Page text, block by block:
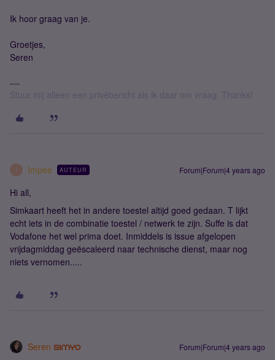
Ik hoor graag van je.
Groetjes,
Seren
Stuur mij alleen een privébericht als ik daar om vraag. Thanks!
Impee AUTEUR Forum|Forum|4 years ago
Hi all,
Simkaart heeft het in andere toestel altijd goed gedaan. T lijkt
echt iets in de combinatie toestel / netwerk te zijn. Suffe is dat
Vodafone het wel prima doet. Inmiddels is issue afgelopen
vrijdagmiddag geëscaleerd naar technische dienst, maar nog
niets vernomen.....
Seren Forum|Forum|4 years ago